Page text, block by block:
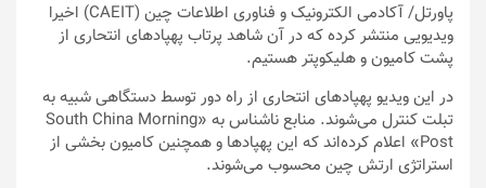
پاورتل
/ آکادمی الکترونیک و فناوری اطلاعات چین (CAEIT) اخیرا
ویدیویی منتشر کرده که در آن شاهد پرتاب پهپادهای انتحاری از
پشت کامیون و هلیکوپتر هستیم.
در این ویدیو پهپادهای انتحاری از راه دور توسط دستگاهی شبیه به
تبلت کنترل می‌شوند. منابع ناشناس به «South China Morning
Post» اعلام کرده‌اند که این پهپادها و همچنین کامیون بخشی از
استراتژی ارتش چین محسوب می‌شوند.